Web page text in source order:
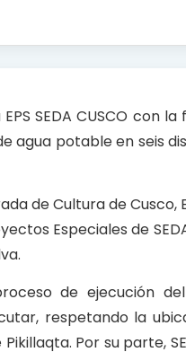
SEDA CUSCO con la
agua potable en seis
de Cultura de Cusco,
Especiales de
de ejecución
respetando la
Por su parte,